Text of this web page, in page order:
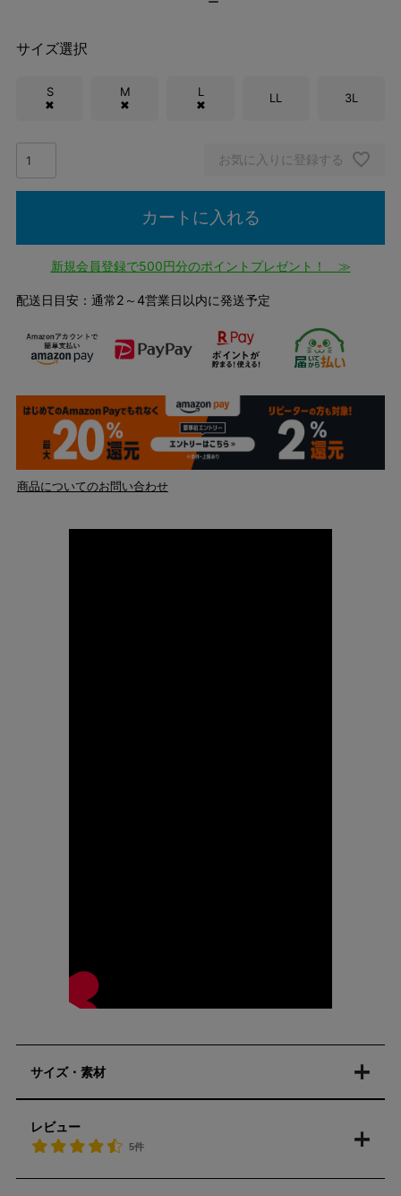
サイズ選択
S
✖
M
✖
L
✖
LL 3L
お気に入りに登録する
カートに入れる
新規会員登録で500円分のポイントプレゼント！ ≫
配送日目安：通常2～4営業日以内に発送予定
商品についてのお問い合わせ
サイズ・素材
レビュー
5件